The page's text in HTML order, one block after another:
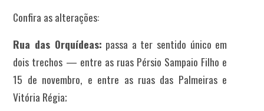
Confira as alterações:
Rua das Orquídeas: passa a ter sentido único em
dois trechos — entre as ruas Pérsio Sampaio Filho e
15 de novembro, e entre as ruas das Palmeiras e
Vitória Régia;